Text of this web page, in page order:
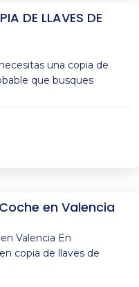
DE LLAVES DE
una copia de
que busques
en Valencia
Valencia En
copia de llaves de